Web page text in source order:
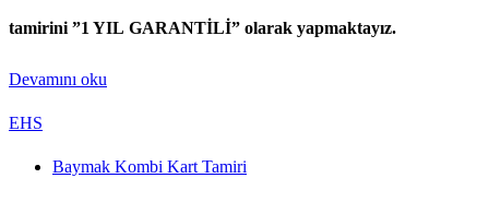
tamirini ”1 YIL GARANTİLİ” olarak yapmaktayız.
Devamını oku
EHS
Baymak Kombi Kart Tamiri